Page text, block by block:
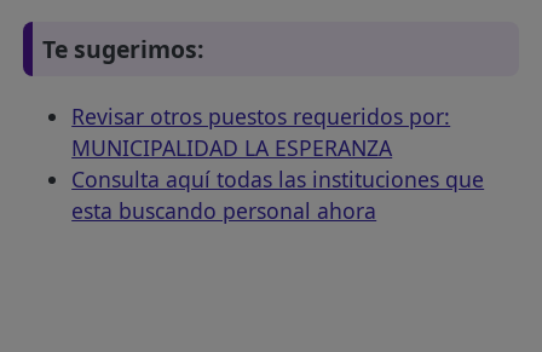
Te sugerimos:
Revisar otros puestos requeridos por:
MUNICIPALIDAD LA ESPERANZA
Consulta aquí todas las instituciones que
esta buscando personal ahora